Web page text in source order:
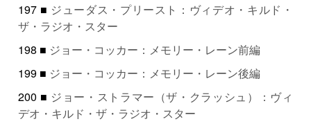
197 ■ ジューダス・プリースト：ヴィデオ・キルド・
ザ・ラジオ・スター
198 ■ ジョー・コッカー：メモリー・レーン前編
199 ■ ジョー・コッカー：メモリー・レーン後編
200 ■ ジョー・ストラマー（ザ・クラッシュ）：ヴィ
デオ・キルド・ザ・ラジオ・スター